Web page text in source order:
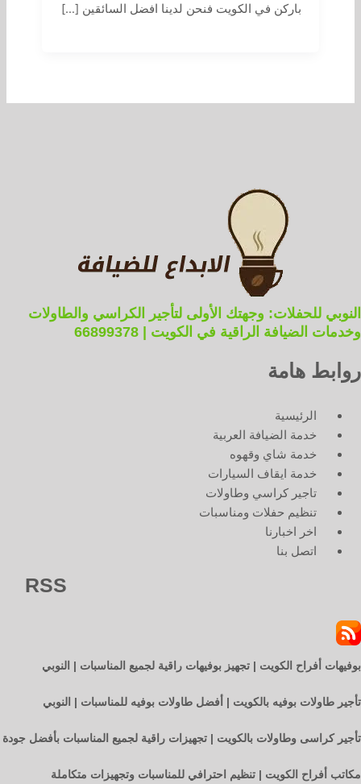
باركن في الكويت فنحن لدينا افضل السائقين […]
النوبي للحفلات: وجهتك الأولى لتأجير الكراسي والطاولات
وخدمات الضيافة الراقية في الكويت | 66899378
روابط هامة
الرئيسية
خدمة الضيافة العربية
خدمة شاي وقهوه
خدمة ايقاف السيارات
تاجير كراسي وطاولات
تنظيم حفلات ومناسبات
اخر اخبارنا
اتصل بنا
RSS
بوفيهات أفراح الكويت | تجهيز بوفيهات راقية لجميع المناسبات | النوبي
تأجير طاولات بوفيه بالكويت | أفضل طاولات بوفيه للمناسبات | النوبي
تأجير كراسى وطاولات بالكويت | تجهيزات راقية لجميع المناسبات بأفضل جودة
مكاتب أفراح الكويت | تنظيم احترافي للمناسبات وتجهيزات متكاملة